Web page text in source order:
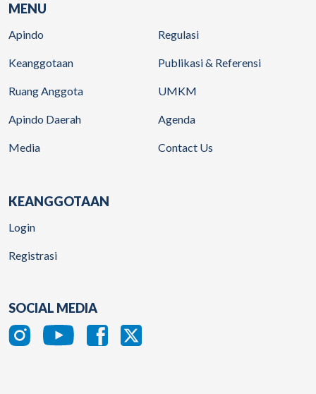
MENU
Apindo
Keanggotaan
Ruang Anggota
Apindo Daerah
Media
Regulasi
Publikasi & Referensi
UMKM
Agenda
Contact Us
KEANGGOTAAN
Login
Registrasi
SOCIAL MEDIA